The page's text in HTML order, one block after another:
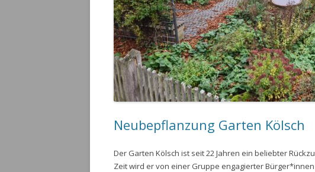
Neubepflanzung Garten Kölsch
Der Garten Kölsch ist seit 22 Jahren ein beliebter
Zeit wird er von einer Gruppe engagierter